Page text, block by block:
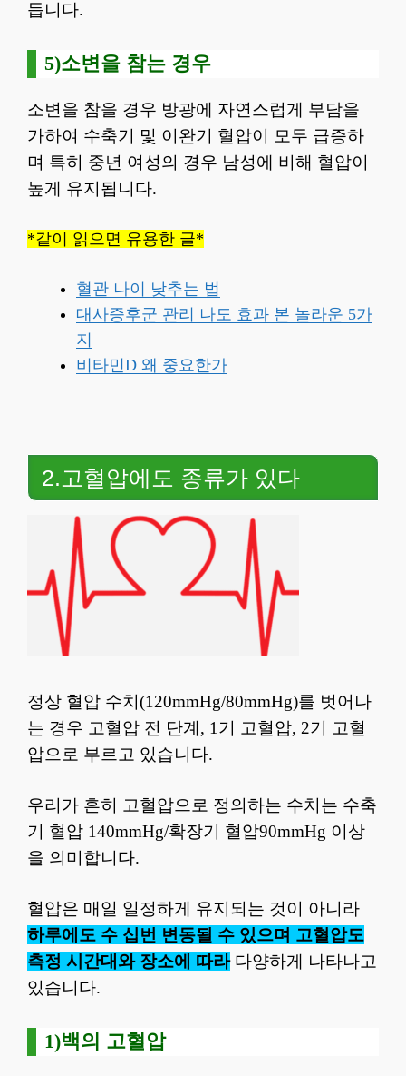
듭니다.
5)소변을 참는 경우
소변을 참을 경우 방광에 자연스럽게 부담을
가하여 수축기 및 이완기 혈압이 모두 급증하
며 특히 중년 여성의 경우 남성에 비해 혈압이
높게 유지됩니다.
*같이 읽으면 유용한 글*
혈관 나이 낮추는 법
대사증후군 관리 나도 효과 본 놀라운 5가
지
비타민D 왜 중요한가
2.고혈압에도 종류가 있다
정상 혈압 수치(120mmHg/80mmHg)를 벗어나
는 경우 고혈압 전 단계, 1기 고혈압, 2기 고혈
압으로 부르고 있습니다.
우리가 흔히 고혈압으로 정의하는 수치는 수축
기 혈압 140mmHg/확장기 혈압90mmHg 이상
을 의미합니다.
혈압은 매일 일정하게 유지되는 것이 아니라
하루에도 수 십번 변동될 수 있으며 고혈압도
측정 시간대와 장소에 따라다양하게 나타나고
있습니다.
1)백의 고혈압